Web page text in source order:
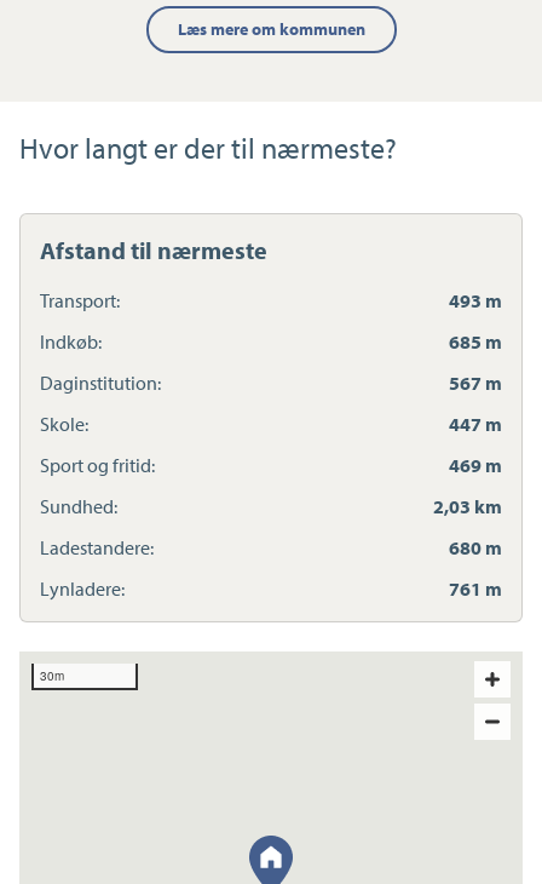
Læs mere om kommunen
Hvor langt er der til nærmeste?
Afstand til nærmeste
Transport:
493 m
Indkøb:
685 m
Daginstitution:
567 m
Skole:
447 m
Sport og fritid:
469 m
Sundhed:
2,03 km
Ladestandere:
680 m
Lynladere:
761 m
30m